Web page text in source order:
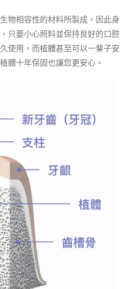
物相容性的材料所製成，因此身
只要小心照料並保持良好的口腔
使用，而植體甚至可以一輩子安
體十年保固也讓您更安心。